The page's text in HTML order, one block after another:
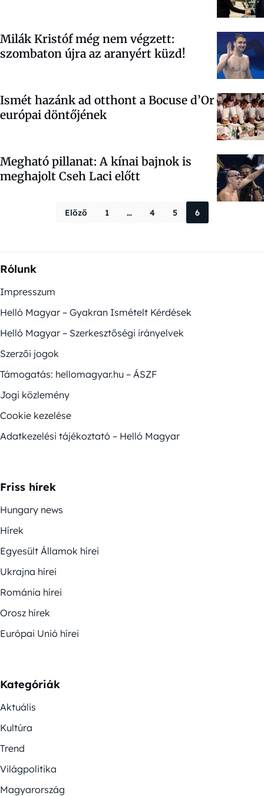
Milák Kristóf még nem végzett:
szombaton újra az aranyért küzd!
Ismét hazánk ad otthont a Bocuse d’Or
európai döntőjének
Megható pillanat: A kínai bajnok is
meghajolt Cseh Laci előtt
Bejegyzések
Előző 1 … 4 5 6
Rólunk
Impresszum
Helló Magyar – Gyakran Ismételt Kérdések
Helló Magyar – Szerkesztőségi irányelvek
Szerzői jogok
Támogatás: hellomagyar.hu – ÁSZF
Jogi közlemény
Cookie kezelése
Adatkezelési tájékoztató – Helló Magyar
Friss hírek
Hungary news
Hírek
Egyesült Államok hírei
Ukrajna hírei
Románia hírei
Orosz hírek
Európai Unió hírei
Kategóriák
Aktuális
Kultúra
Trend
Világpolitika
Magyarország